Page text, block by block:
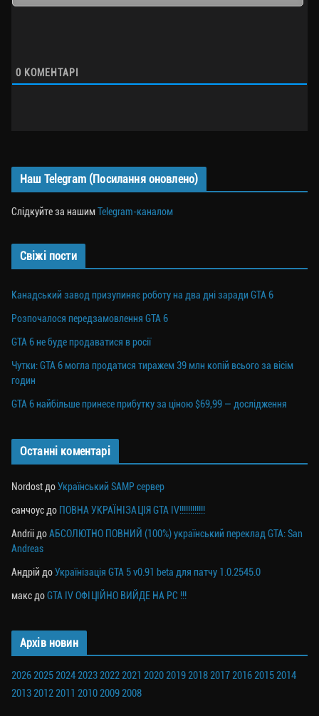
0 КОМЕНТАРІ
Наш Telegram (Посилання оновлено)
Слідкуйте за нашимTelegram-каналом
Свіжі пости
Канадський завод призупиняє роботу на два дні заради GTA 6
Розпочалося передзамовлення GTA 6
GTA 6 не буде продаватися в росії
Чутки: GTA 6 могла продатися тиражем 39 млн копій всього за вісім
годин
GTA 6 найбільше принесе прибутку за ціною $69,99 — дослідження
Останні коментарі
NordostдоУкраїнський SAMP сервер
санчоусдо ПОВНА УКРАЇНІЗАЦІЯ GTA IV!!!!!!!!!!!!
AndriiдоАБСОЛЮТНО ПОВНИЙ (100%) український переклад GTA: San
Andreas
Андрій доУкраїнізація GTA 5 v0.91 beta для патчу 1.0.2545.0
максдоGTA IV ОФІЦІЙНО ВИЙДЕ НА PC !!!
Архів новин
202620252024202320222021 2020201920182017201620152014
201320122011 201020092008